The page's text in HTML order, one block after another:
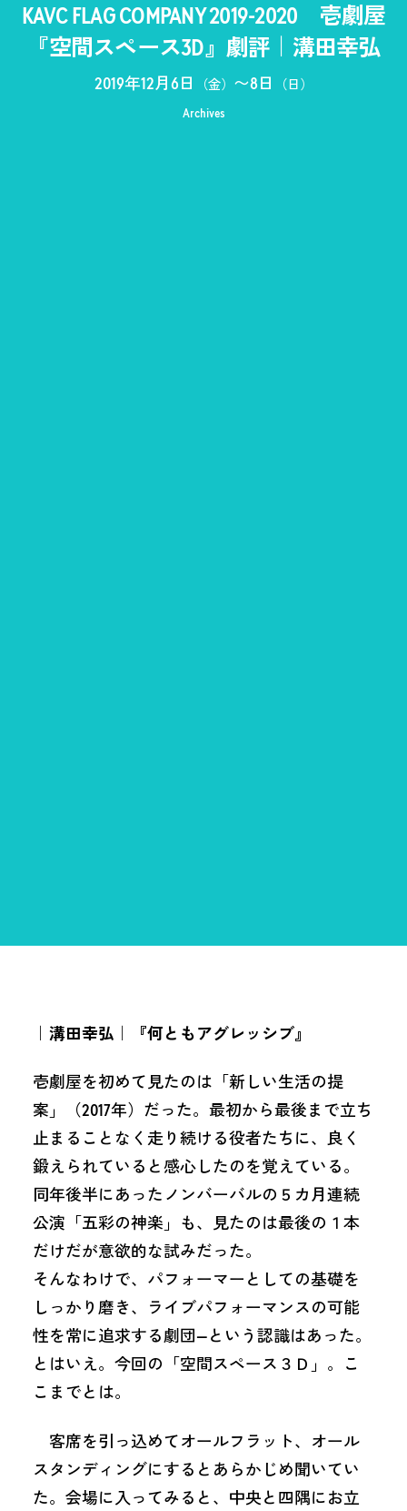
KAVC FLAG COMPANY 2019-2020 壱劇屋
『空間スペース3D』劇評｜溝田幸弘
2019年12月6日 （金） 〜8日
（日）
Archives
溝田幸弘 『何ともアグレッシブ』
壱劇屋を初めて見たのは「新しい生活の提
案」（2017年）だった。最初から最後まで立ち
止まることなく走り続ける役者たちに、良く
鍛えられていると感心したのを覚えている。
同年後半にあったノンバーバルの５カ月連続
公演「五彩の神楽」も、見たのは最後の１本
だけだが意欲的な試みだった。
そんなわけで、パフォーマーとしての基礎を
しっかり磨き、ライブパフォーマンスの可能
性を常に追求する劇団―という認識はあった。
とはいえ。今回の「空間スペース３Ｄ」。こ
こまでとは。
客席を引っ込めてオールフラット、オール
スタンディングにするとあらかじめ聞いてい
た。会場に入ってみると、中央と四隅にお立